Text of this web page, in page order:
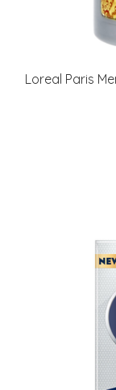
Loreal Paris